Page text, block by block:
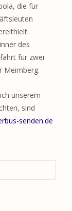
die für
des
für zwei
Meimberg.
unserem
sind
senden.de